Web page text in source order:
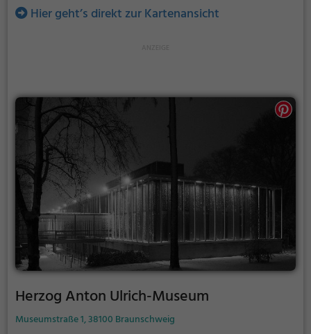
Hier geht’s direkt zur Kartenansicht
Herzog Anton Ulrich-Museum
Museumstraße 1, 38100 Braunschweig